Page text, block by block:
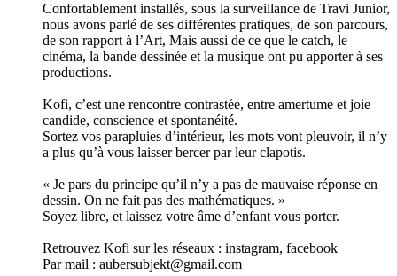
Confortablement installés, sous la surveillance de Travi Junior,
nous avons parlé de ses différentes pratiques, de son parcours,
de son rapport à l’Art, Mais aussi de ce que le catch, le
cinéma, la bande dessinée et la musique ont pu apporter à ses
productions.
Kofi, c’est une rencontre contrastée, entre amertume et joie
candide, conscience et spontanéité.
Sortez vos parapluies d’intérieur, les mots vont pleuvoir, il n’y
a plus qu’à vous laisser bercer par leur clapotis.
« Je pars du principe qu’il n’y a pas de mauvaise réponse en
dessin. On ne fait pas des mathématiques. »
Soyez libre, et laissez votre âme d’enfant vous porter.
Retrouvez Kofi sur les réseaux : instagram, facebook
Par mail : aubersubjekt@gmail.com